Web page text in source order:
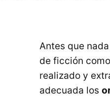
Antes que
de ficción
realizado y
adecuada los